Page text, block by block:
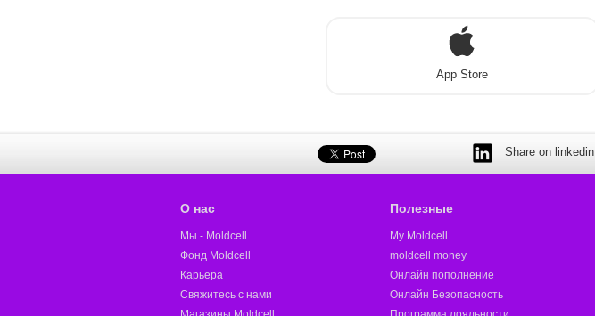
App Store
Share on linkedin
О нас
Мы - Moldcell
Фонд Moldcell
Карьера
Свяжитесь с нами
Полезные
My Moldcell
moldcell money
Онлайн пополнение
Онлайн Безопасность